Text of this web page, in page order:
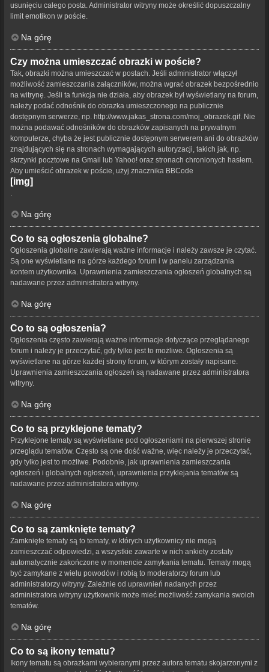
usunięciu całego posta. Administrator witryny może określić dopuszczalny
limit emotikon w poście.
Na górę
Czy można umieszczać obrazki w poście?
Tak, obrazki można umieszczać w postach. Jeśli administrator włączył
możliwość zamieszczania załączników, można wgrać obrazek bezpośrednio
na witrynę. Jeśli ta funkcja nie działa, aby obrazek był wyświetlany na forum,
należy podać odnośnik do obrazka umieszczonego na publicznie
dostępnym serwerze, np. http://www.jakas_strona.com/moj_obrazek.gif. Nie
można podawać odnośników do obrazków zapisanych na prywatnym
komputerze, chyba że jest publicznie dostępnym serwerem ani do obrazków
znajdujących się na stronach wymagających autoryzacji, takich jak, np.
skrzynki pocztowe na Gmail lub Yahoo! oraz stronach chronionych hasłem.
Aby umieścić obrazek w poście, użyj znacznika BBCode
[img]
Na górę
Co to są ogłoszenia globalne?
Ogłoszenia globalne zawierają ważne informacje i należy zawsze je czytać.
Są one wyświetlane na górze każdego forum i w panelu zarządzania
kontem użytkownika. Uprawnienia zamieszczania ogłoszeń globalnych są
nadawane przez administratora witryny.
Na górę
Co to są ogłoszenia?
Ogłoszenia często zawierają ważne informacje dotyczące przeglądanego
forum i należy je przeczytać, gdy tylko jest to możliwe. Ogłoszenia są
wyświetlane na górze każdej strony forum, w którym zostały napisane.
Uprawnienia zamieszczania ogłoszeń są nadawane przez administratora
witryny.
Na górę
Co to są przyklejone tematy?
Przyklejone tematy są wyświetlane pod ogłoszeniami na pierwszej stronie
przeglądu tematów. Często są one dość ważne, więc należy je przeczytać,
gdy tylko jest to możliwe. Podobnie, jak uprawnienia zamieszczania
ogłoszeń i globalnych ogłoszeń, uprawnienia przyklejania tematów są
nadawane przez administratora witryny.
Na górę
Co to są zamknięte tematy?
Zamknięte tematy są to tematy, w których użytkownicy nie mogą
zamieszczać odpowiedzi, a wszystkie zawarte w nich ankiety zostały
automatycznie zakończone w momencie zamykania tematu. Tematy mogą
być zamykane z wielu powodów i robią to moderatorzy forum lub
administratorzy witryny. Zależnie od uprawnień nadanych przez
administratora witryny użytkownik może mieć możliwość zamykania swoich
tematów.
Na górę
Co to są ikony tematu?
Ikony tematu są obrazkami wybieranymi przez autora tematu skojarzonymi z